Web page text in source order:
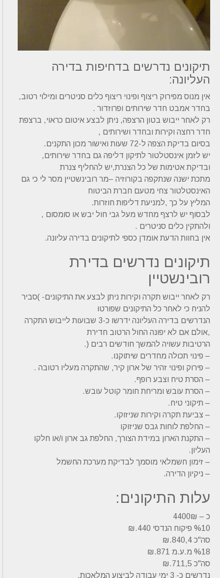
תיקונים נדרשים בדחיפות בדירה
העליונה:
אין מנוס מפירוק ריצוף ופינוי ריצוף כלים סניטרים ומילוי רטוב,
בחדר אמבט חדר שירותים ופרוזדור .
רק לאחר ייבוש בטון הרצפה, ניתן לבצע איטום כראוי, ברצפת
חדר רחצה וקירות ובחדר ושירותים ,
בסיום בדיקת הצפה ל-72 שעות ואישור מכון התקנים.
יש לזמן אינסטלטור לתיקון דליפה גם בחדר שירותים,
ובדיקת אטימות של כל הצנרת,יש להחליף צנרת
מתכת ישנה שנתקפה בקורוזיה –מר רובינשטיין מסר לי כי גם
האינסטלטור צחי מטעם חברת הביטוח
המליץ על כך ,למניעת דליפות חוזרות.
לבסוף יש לרצף מחדש מעל גבי חול יבש או סומסום ,
ולהתקין כלים סניטרים .
אין בחוות הדעת אומדן כספי לתיקונים בדירה עליונה.
תיקונים נדרשים בדירת
רובינשטיין
רק לאחר ייבוש תקרה וקירות ניתן לבצע את התיקונים- )סביר
להניח כי לאחר כל התיקונים שפורטו
הנדרשים בדירה העליונה ידרשו כ-3 שבועות לייבוש התקרה
,אולם אם לא יפונה החול הרטוב חדירת
הרטיבות עשויה להמשך חודשים רבים (.
– פינוי תכולה מחדרים שיתוקנו.
– פירוק ופינוי זהיר של ארון קיר, שהתקרה מעליו רטובה .
– הסרת טיח וצבע רופף.
– הסרת עובש ומריחת חומר קוטל עובש.
– תיקוני טיח.
– צביעת תקרה וקירות שניזוקו.
– החלפת לוחות גבס שניזוקו
– התקנת הארון במידת הצורך, החלפת גב ארון ו/או חלקו
העליון.
– זימון חשמלאי מוסמך לבדיקת מערכת החשמל
– ניקיון הדירה.
עלות התיקונים:
כ – 4400₪
%10 פיקוח הנדסי 440.₪
סה"כ 840,4.₪
%18 מ.ע.מ 871.₪
סה"כ 711,5.₪
נדרשים כ- 3 ימי עבודה לביצוע המלאכות.